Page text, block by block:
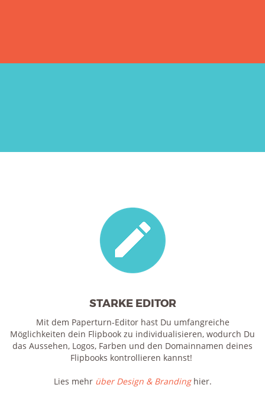
STARKE EDITOR
Mit dem Paperturn-Editor hast Du umfangreiche
Möglichkeiten dein Flipbook zu individualisieren, wodurch Du
das Aussehen, Logos, Farben und den Domainnamen deines
Flipbooks kontrollieren kannst!
Lies mehr über Design & Branding hier.